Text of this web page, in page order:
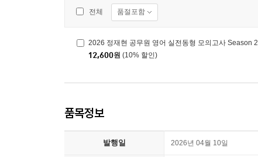
전체 품절포함
2026 정재현 공무원 영어 실전동형 모의고사 Season 2
12,600원 (10% 할인)
품목정보
발행일 2026년 04월 10일